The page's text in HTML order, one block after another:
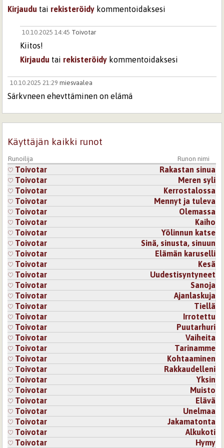
Kirjaudu tai rekisteröidy kommentoidaksesi
10.10.2025 14:45 Toivotar
Kiitos!
Kirjaudu tai rekisteröidy kommentoidaksesi
10.10.2025 21:29 miesvaalea
Särkyneen eheyttäminen on elämä
Samaa mieltä. Kiitos kommentista!
Kirjaudu
kommentoidaksesi
15.10.2025 18:58Oiva Utumaa
Suostu särkymään, paras rivi. Hyvä kokonaisuus joka
tapauksessa.
Kirjaudutairekisteröidykommentoidaksesi
15.10.2025 20:06
Kiitos.
Kirjaudutairekisteröidykommentoidaksesi
Sivut
Käyttäjän kaikki runot
Runoilija Runon nimi
Toivotar
Rakastan sinua
Toivotar
Meren syli
Toivotar
Kerrostalossa
Toivotar
Mennyt ja tuleva
Toivotar
Olemassa
Toivotar
Kaiho
Toivotar
Yölinnun katse
Toivotar
Sinä, sinusta, sinuun
Toivotar
Elämän karuselli
Toivotar
Kesä
Toivotar
Uudestisyntyneet
Toivotar
Sanoja
Toivotar
Ajanlaskuja
Toivotar
Tiellä
Toivotar
Irrotettu
Toivotar
Puutarhuri
Toivotar
Vaiheita
Toivotar
Tarinamme
Toivotar
Kohtaaminen
Toivotar
Rakkaudelleni
Toivotar
Yksin
Toivotar
Muisto
Toivotar
Elävä
Toivotar
Unelmaa
Toivotar
Jakamatonta
Toivotar
Alkukoti
Toivotar
Hymy